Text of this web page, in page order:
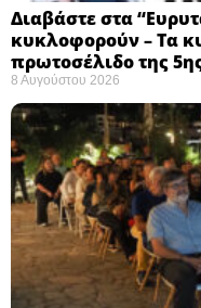
Διαβάστε στα
κυκλοφορούν – Τα
πρωτοσέλιδο της
8 Αυγούστου 2026